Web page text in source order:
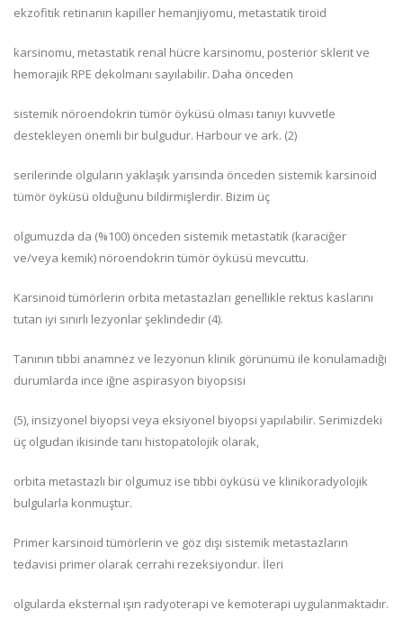
ekzofitik retinanın kapiller hemanjiyomu, metastatik tiroid
karsinomu, metastatik renal hücre karsinomu, posterior sklerit ve
hemorajik RPE dekolmanı sayılabilir. Daha önceden
sistemik nöroendokrin tümör öyküsü olması tanıyı kuvvetle
destekleyen önemli bir bulgudur. Harbour ve ark. (2)
serilerinde olguların yaklaşık yarısında önceden sistemik karsinoid
tümör öyküsü olduğunu bildirmişlerdir. Bizim üç
olgumuzda da (%100) önceden sistemik metastatik (karaciğer
ve/veya kemik) nöroendokrin tümör öyküsü mevcuttu.
Karsinoid tümörlerin orbita metastazları genellikle rektus kaslarını
tutan iyi sınırlı lezyonlar şeklindedir (4).
Tanının tıbbi anamnez ve lezyonun klinik görünümü ile konulamadığı
durumlarda ince iğne aspirasyon biyopsisi
(5), insizyonel biyopsi veya eksiyonel biyopsi yapılabilir. Serimizdeki
üç olgudan ikisinde tanı histopatolojik olarak,
orbita metastazlı bir olgumuz ise tıbbi öyküsü ve klinikoradyolojik
bulgularla konmuştur.
Primer karsinoid tümörlerin ve göz dışı sistemik metastazların
tedavisi primer olarak cerrahi rezeksiyondur. İleri
olgularda eksternal ışın radyoterapi ve kemoterapi uygulanmaktadır.